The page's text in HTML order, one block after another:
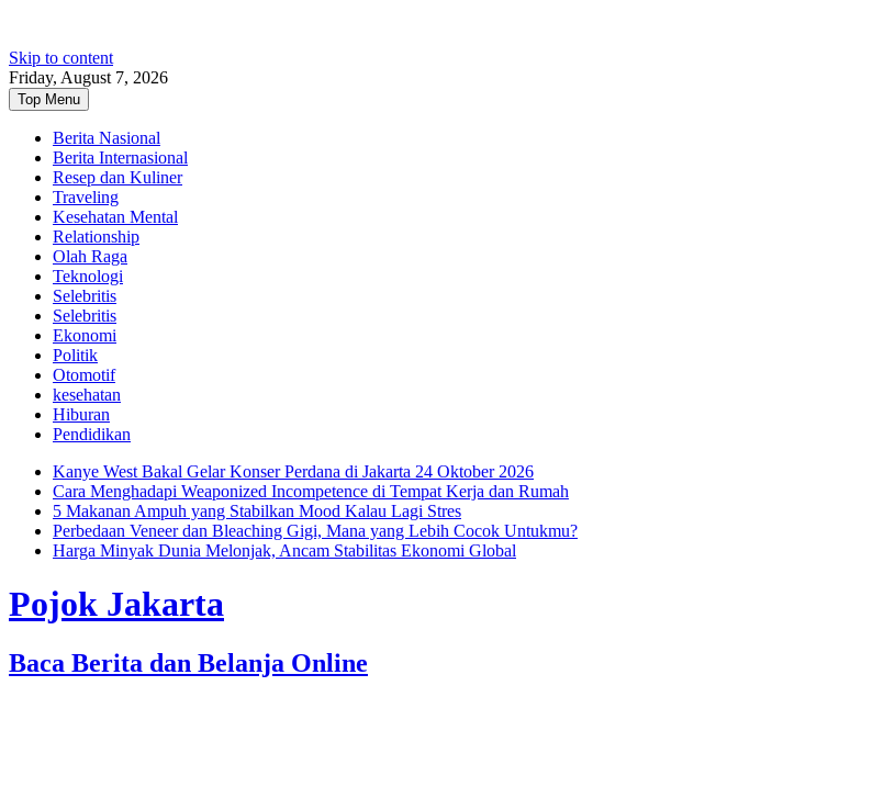
Skip to content
Friday, August 7, 2026
Top Menu
Berita Nasional
Berita Internasional
Resep dan Kuliner
Traveling
Kesehatan Mental
Relationship
Olah Raga
Teknologi
Selebritis
Selebritis
Ekonomi
Politik
Otomotif
kesehatan
Hiburan
Pendidikan
Kanye West Bakal Gelar Konser Perdana di Jakarta 24 Oktober 2026
Cara Menghadapi Weaponized Incompetence di Tempat Kerja dan Rumah
5 Makanan Ampuh yang Stabilkan Mood Kalau Lagi Stres
Perbedaan Veneer dan Bleaching Gigi, Mana yang Lebih Cocok Untukmu?
Harga Minyak Dunia Melonjak, Ancam Stabilitas Ekonomi Global
Pojok Jakarta
Baca Berita dan Belanja Online